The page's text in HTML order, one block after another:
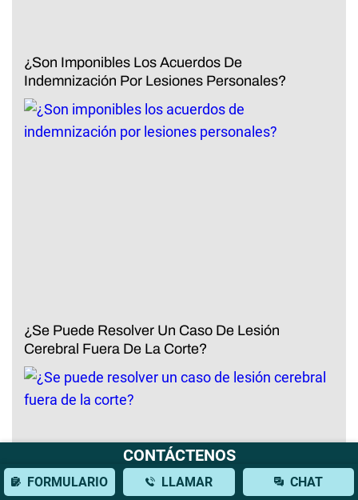
¿Son Imponibles Los Acuerdos De
Indemnización Por Lesiones Personales?
¿Se Puede Resolver Un Caso De Lesión
Cerebral Fuera De La Corte?
CONTÁCTENOS
FORMULARIO LLAMAR CHAT